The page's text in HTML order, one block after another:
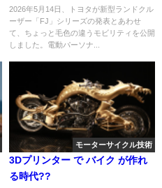
不要の3輪モビリティ、2027年春
以降発売へ
2026年5月14日、トヨタが新型ランドクル
ーザー「FJ」シリーズの発表とあわせ
て、ちょっと毛色の違うモビリティを公開
しました。電動パーソナ...
モーターサイクル技術
3Dプリンター で バイク が作れ
る時代??